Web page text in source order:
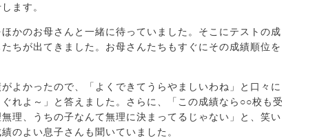
ます。
かのお母さんと一緒に待っていました。そこにテストの成
ちが出てきました。お母さんたちもすぐにその成績順位を
よかったので、「よくできてうらやましいわね」と口々に
れよ～」と答えました。さらに、「この成績なら○○校も受
理、うちの子なんて無理に決まってるじゃない」と、笑い
のよい息子さんも聞いていました。